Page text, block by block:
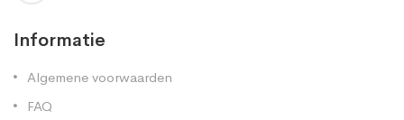
Informatie
Algemene voorwaarden
FAQ